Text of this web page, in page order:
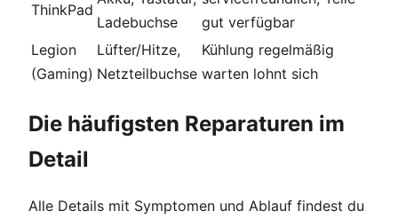
ThinkPad
Ladebuchse
gut verfügbar
Legion
(Gaming)
Lüfter/Hitze,
Netzteilbuchse
Kühlung regelmäßig
warten lohnt sich
Die häufigsten Reparaturen im
Detail
Alle Details mit Symptomen und Ablauf findest du